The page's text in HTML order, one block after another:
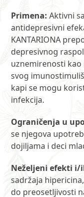
Primena: Aktivni
antidepresivni
KANTARIONA
depresivnog
uznemirenosti kao
svog
kapi se mogu
infekcija.
Ograničenja u
se njegova
dojiljama i deci
Neželjeni efekti
sadržaja
do preosetljivosti